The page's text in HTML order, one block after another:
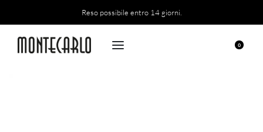
Reso possibile entro 14 giorni.
0